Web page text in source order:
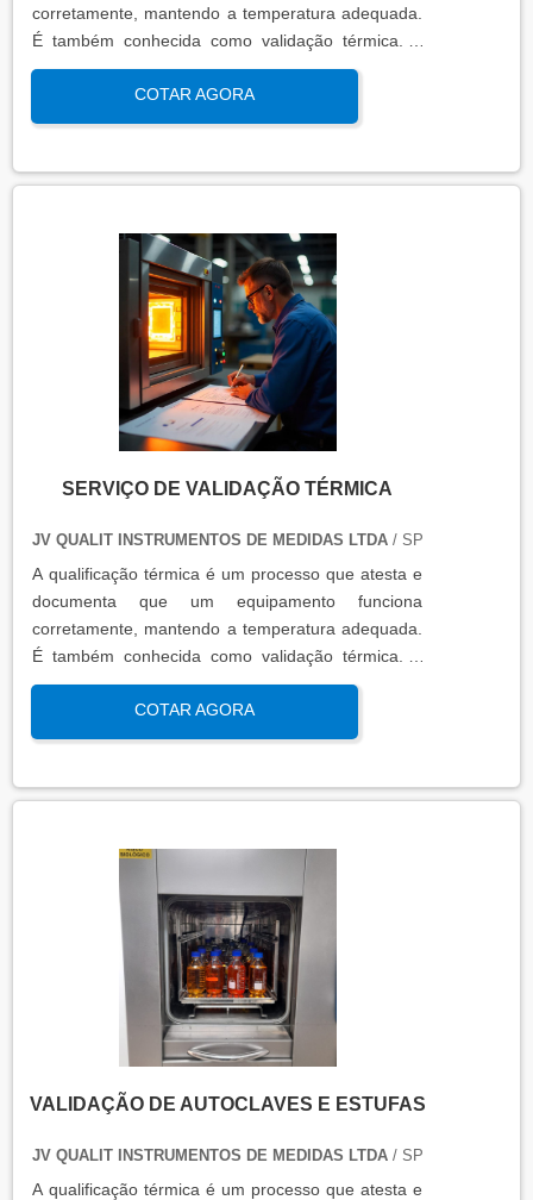
corretamente, mantendo a temperatura adequada.
É também conhecida como validação térmica. A
qualificação térmica é importante para garantir a
qualidade e eficiência de equipamentos que
precisam de controle de temperatura. É aplicada a
produtos, como autoclaves, estufas, câmaras frias,
qualificação térmica é apresentado em um relatório
técnico que contém informações como gráficos,
certificados de calibração e a conclusão das
condições funcionais.
COTAR AGORA
SERVIÇO DE VALIDAÇÃO TÉRMICA
JV QUALIT INSTRUMENTOS DE MEDIDAS LTDA/ SP
A qualificação térmica é um processo que atesta e
documenta que um equipamento funciona
corretamente, mantendo a temperatura adequada.
É também conhecida como validação térmica. A
qualificação térmica é importante para garantir a
qualidade e eficiência de equipamentos que
precisam de controle de temperatura. É aplicada a
produtos, como autoclaves, estufas, câmaras frias,
qualificação térmica é apresentado em um relatório
técnico que contém informações como gráficos,
certificados de calibração e a conclusão das
condições funcionais.
COTAR AGORA
VALIDAÇÃO DE AUTOCLAVES E ESTUFAS
JV QUALIT INSTRUMENTOS DE MEDIDAS LTDA/ SP
A qualificação térmica é um processo que atesta e